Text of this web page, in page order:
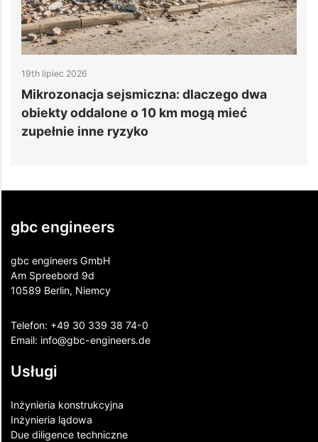
19th lipiec 2026
Mikrozonacja sejsmiczna: dlaczego dwa
obiekty oddalone o 10 km mogą mieć
zupełnie inne ryzyko
gbc engineers
gbc engineers GmbH
Am Spreebord 9d
10589 Berlin, Niemcy
Telefon: +49 30 339 38 74-0
Email: info@gbc-engineers.de
Usługi
Inżynieria konstrukcyjna
Inżynieria lądowa
Due diligence techniczne